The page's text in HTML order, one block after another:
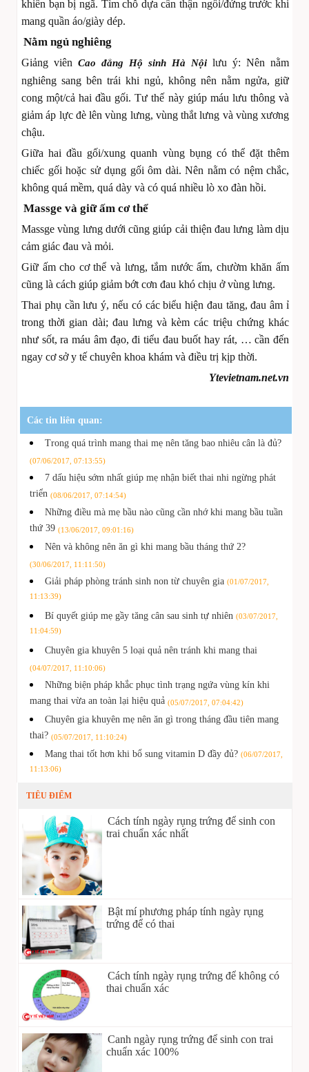
khiến bạn bị ngã. Tìm chỗ dựa cẩn thận ngồi/đứng trước khi
mang quần áo/giày dép.
Nằm ngủ nghiêng
Giảng viên Cao đẳng Hộ sinh Hà Nội lưu ý: Nên nằm
nghiêng sang bên trái khi ngủ, không nên nằm ngửa, giữ
cong một/cả hai đầu gối. Tư thế này giúp máu lưu thông và
giảm áp lực đè lên vùng lưng, vùng thắt lưng và vùng xương
chậu.
Giữa hai đầu gối/xung quanh vùng bụng có thể đặt thêm
chiếc gối hoặc sử dụng gối ôm dài. Nên nằm có nệm chắc,
không quá mềm, quá dày và có quá nhiều lò xo đàn hồi.
Massge và giữ ấm cơ thể
Massge vùng lưng dưới cũng giúp cải thiện đau lưng làm dịu
cảm giác đau và mỏi.
Giữ ấm cho cơ thể và lưng, tắm nước ấm, chườm khăn ấm
cũng là cách giúp giảm bớt cơn đau khó chịu ở vùng lưng.
Thai phụ cần lưu ý, nếu có các biểu hiện đau tăng, đau âm ỉ
trong thời gian dài; đau lưng và kèm các triệu chứng khác
như sốt, ra máu âm đạo, đi tiểu đau buốt hay rát, … cần đến
ngay cơ sở y tế chuyên khoa khám và điều trị kịp thời.
Ytevietnam.net.vn
Các tin liên quan:
Trong quá trình mang thai mẹ nên tăng bao nhiêu cân là đủ?
(07/06/2017, 07:13:55)
7 dấu hiệu sớm nhất giúp mẹ nhận biết thai nhi ngừng phát
triển (08/06/2017, 07:14:54)
Những điều mà mẹ bầu nào cũng cần nhớ khi mang bầu tuần
thứ 39 (13/06/2017, 09:01:16)
Nên và không nên ăn gì khi mang bầu tháng thứ 2?
(30/06/2017, 11:11:50)
Giải pháp phòng tránh sinh non từ chuyên gia (01/07/2017,
11:13:39)
Bí quyết giúp mẹ gầy tăng cân sau sinh tự nhiên (03/07/2017,
11:04:59)
Chuyên gia khuyên 5 loại quả nên tránh khi mang thai
(04/07/2017, 11:10:06)
Những biện pháp khắc phục tình trạng ngứa vùng kín khi
mang thai vừa an toàn lại hiệu quả (05/07/2017, 07:04:42)
Chuyên gia khuyên mẹ nên ăn gì trong tháng đầu tiên mang
thai? (05/07/2017, 11:10:24)
Mang thai tốt hơn khi bổ sung vitamin D đầy đủ? (06/07/2017,
11:13:06)
TIÊU ĐIỂM
Cách tính ngày rụng trứng để sinh con
trai chuẩn xác nhất
Bật mí phương pháp tính ngày rụng
trứng để có thai
Cách tính ngày rụng trứng để không có
thai chuẩn xác
Canh ngày rụng trứng để sinh con trai
chuẩn xác 100%